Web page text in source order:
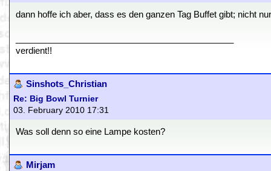
dann hoffe ich aber, dass es den ganzen Tag Buffet gibt; nicht
verdient!!
Sinshots_Christian
Re: Big Bowl Turnier
03. February 2010 17:31
Was soll denn so eine Lampe kosten?
Mirjam